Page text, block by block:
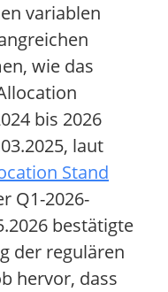
variablen
wie das
bis 2026
laut
Stand
Q1-2026-
bestätigte
der regulären
hervor, dass